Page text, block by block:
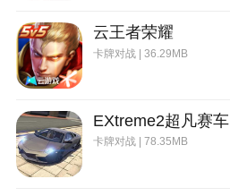
云王者荣耀
卡牌对战 | 36.29MB
EXtreme2超凡赛车
卡牌对战 | 78.35MB